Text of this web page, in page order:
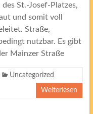
St.-Josef-Platzes,
und somit voll
Straße,
nutzbar. Es gibt
Mainzer Straße
Uncategorized
Weiterlesen